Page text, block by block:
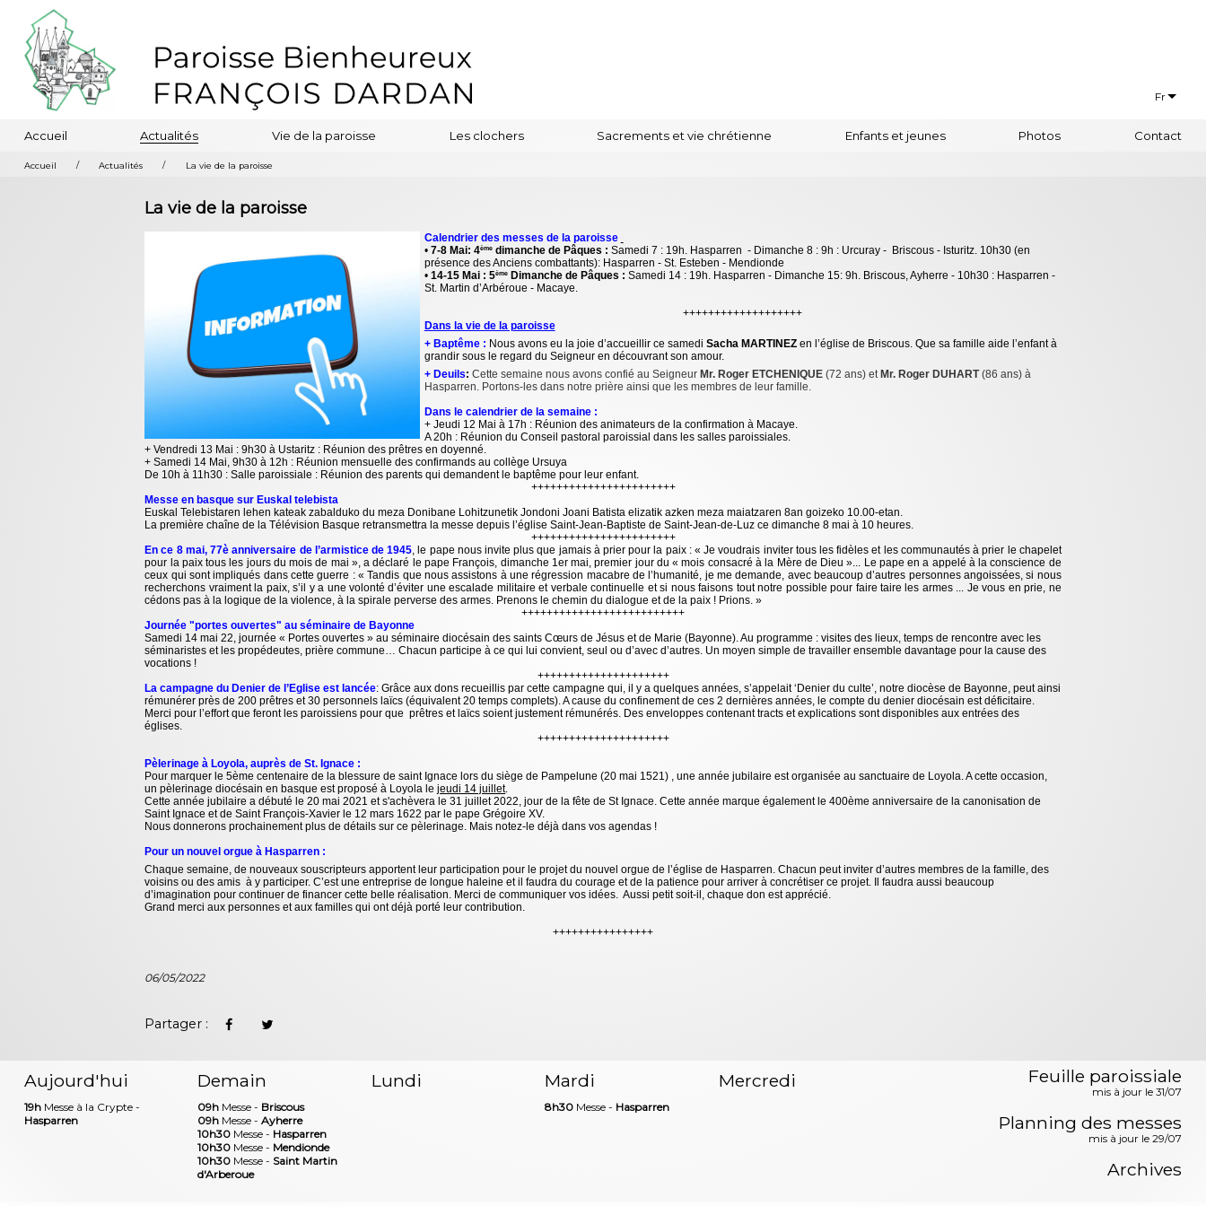
Fr
Accueil Actualités Vie de la paroisse Les clochers Sacrements et vie chrétienne Enfants et jeunes Photos Contact
Accueil / Actualités / La vie de la paroisse
La vie de la paroisse
Calendrier des messes de la paroisse
• 7-8 Mai: 4èmedimanche de Pâques : Samedi 7 : 19h. Hasparren - Dimanche 8 : 9h : Urcuray - Briscous - Isturitz. 10h30 (en
présence des Anciens combattants): Hasparren - St. Esteben - Mendionde
• 14-15 Mai : 5èmeDimanche de Pâques : Samedi 14 : 19h. Hasparren - Dimanche 15: 9h. Briscous, Ayherre - 10h30 : Hasparren -
St. Martin d’Arbéroue - Macaye.
+++++++++++++++++++
Dans la vie de la paroisse
+ Baptême : Nous avons eu la joie d’accueillir ce samedi Sacha MARTINEZen l’église de Briscous. Que sa famille aide l’enfant à
grandir sous le regard du Seigneur en découvrant son amour.
+ Deuils: Cette semaine nous avons confié au Seigneur Mr. Roger ETCHENIQUE (72 ans) et Mr. Roger DUHART(86 ans) à
Hasparren. Portons-les dans notre prière ainsi que les membres de leur famille.
Dans le calendrier de la semaine :
+ Jeudi 12 Mai à 17h : Réunion des animateurs de la confirmation à Macaye.
A 20h : Réunion du Conseil pastoral paroissial dans les salles paroissiales.
+ Vendredi 13 Mai : 9h30 à Ustaritz : Réunion des prêtres en doyenné.
+ Samedi 14 Mai, 9h30 à 12h : Réunion mensuelle des confirmands au collège Ursuya
De 10h à 11h30 : Salle paroissiale : Réunion des parents qui demandent le baptême pour leur enfant.
+++++++++++++++++++++++
Messe en basque sur Euskal telebista
Euskal Telebistaren lehen kateak zabalduko du meza Donibane Lohitzunetik Jondoni Joani Batista elizatik azken meza maiatzaren 8an goizeko 10.00-etan.
La première chaîne de la Télévision Basque retransmettra la messe depuis l’église Saint-Jean-Baptiste de Saint-Jean-de-Luz ce dimanche 8 mai à 10 heures.
+++++++++++++++++++++++
En ce 8 mai, 77è anniversaire de l’armistice de 1945, le pape nous invite plus que jamais à prier pour la paix : « Je voudrais inviter tous les fidèles et les communautés à prier le chapelet
pour la paix tous les jours du mois de mai », a déclaré le pape François, dimanche 1er mai, premier jour du « mois consacré à la Mère de Dieu »... Le pape en a appelé à la conscience de
ceux qui sont impliqués dans cette guerre : « Tandis que nous assistons à une régression macabre de l’humanité, je me demande, avec beaucoup d’autres personnes angoissées, si nous
recherchons vraiment la paix, s’il y a une volonté d’éviter une escalade militaire et verbale continuelle et si nous faisons tout notre possible pour faire taire les armes ... Je vous en prie, ne
cédons pas à la logique de la violence, à la spirale perverse des armes. Prenons le chemin du dialogue et de la paix ! Prions. »
++++++++++++++++++++++++++
Journée "portes ouvertes" au séminaire de Bayonne
Samedi 14 mai 22, journée « Portes ouvertes » au séminaire diocésain des saints Cœurs de Jésus et de Marie (Bayonne). Au programme : visites des lieux, temps de rencontre avec les
séminaristes et les propédeutes, prière commune… Chacun participe à ce qui lui convient, seul ou d’avec d’autres. Un moyen simple de travailler ensemble davantage pour la cause des
vocations !
+++++++++++++++++++++
La campagne du Denier de l’Eglise est lancée: Grâce aux dons recueillis par cette campagne qui, il y a quelques années, s’appelait ‘Denier du culte’, notre diocèse de Bayonne, peut ainsi
rémunérer près de 200 prêtres et 30 personnels laïcs (équivalent 20 temps complets). A cause du confinement de ces 2 dernières années, le compte du denier diocésain est déficitaire.
Merci pour l’effort que feront les paroissiens pour que prêtres et laïcs soient justement rémunérés. Des enveloppes contenant tracts et explications sont disponibles aux entrées des
églises.
+++++++++++++++++++++
Pèlerinage à Loyola, auprès de St. Ignace :
Pour marquer le 5ème centenaire de la blessure de saint Ignace lors du siège de Pampelune (20 mai 1521) , une année jubilaire est organisée au sanctuaire de Loyola. A cette occasion,
un pèlerinage diocésain en basque est proposé à Loyola lejeudi 14 juillet.
Cette année jubilaire a débuté le 20 mai 2021 et s'achèvera le 31 juillet 2022, jour de la fête de St Ignace. Cette année marque également le 400ème anniversaire de la canonisation de
Saint Ignace et de Saint François-Xavier le 12 mars 1622 par le pape Grégoire XV.
Nous donnerons prochainement plus de détails sur ce pèlerinage. Mais notez-le déjà dans vos agendas !
Pour un nouvel orgue à Hasparren :
Chaque semaine, de nouveaux souscripteurs apportent leur participation pour le projet du nouvel orgue de l’église de Hasparren. Chacun peut inviter d’autres membres de la famille, des
voisins ou des amis à y participer. C’est une entreprise de longue haleine et il faudra du courage et de la patience pour arriver à concrétiser ce projet. Il faudra aussi beaucoup
d’imagination pour continuer de financer cette belle réalisation. Merci de communiquer vos idées. Aussi petit soit-il, chaque don est apprécié.
Grand merci aux personnes et aux familles qui ont déjà porté leur contribution.
++++++++++++++++
06/05/2022
Partager :
Aujourd'hui
19hMesse à la Crypte -
Hasparren
Demain
09h Messe - Briscous
09h Messe -Ayherre
10h30 Messe - Hasparren
10h30 Messe - Mendionde
10h30 Messe - Saint Martin
d'Arberoue
Lundi Mardi
8h30 Messe - Hasparren
Mercredi Feuille paroissiale
mis à jour le 31/07
Planning des messes
mis à jour le 29/07
Archives